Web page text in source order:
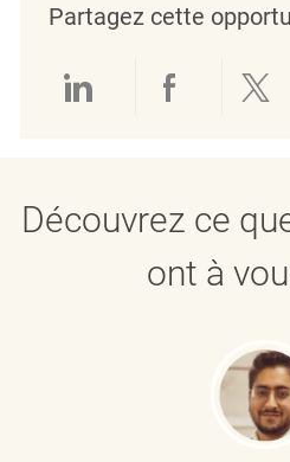
Partagez cette
linkedinfacebook
Découvrez ce
ont à